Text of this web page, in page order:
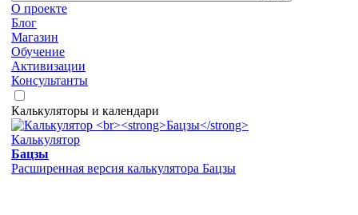
О проекте
Блог
Магазин
Обучение
Активизации
Консультанты
Калькуляторы и календари
Калькулятор
Бацзы
Расширенная версия калькулятора Бацзы